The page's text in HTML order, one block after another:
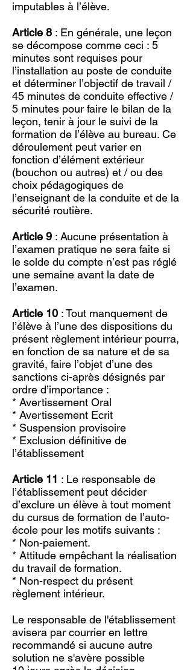
imputables à l’élève.
Article 8 : En générale, une leçon
se décompose comme ceci : 5
minutes sont requises pour
l’installation au poste de conduite
et déterminer l’objectif de travail /
45 minutes de conduite effective /
5 minutes pour faire le bilan de la
leçon, tenir à jour le suivi de la
formation de l’élève au bureau. Ce
déroulement peut varier en
fonction d’élément extérieur
(bouchon ou autres) et / ou des
choix pédagogiques de
l’enseignant de la conduite et de la
sécurité routière.
Article 9 : Aucune présentation à
l’examen pratique ne sera faite si
le solde du compte n’est pas réglé
une semaine avant la date de
l’examen.
Article 10 : Tout manquement de
l’élève à l’une des dispositions du
présent règlement intérieur pourra,
en fonction de sa nature et de sa
gravité, faire l’objet d’une des
sanctions ci-après désignés par
ordre d’importance :
* Avertissement Oral
* Avertissement Ecrit
* Suspension provisoire
* Exclusion définitive de
l’établissement
Article 11 : Le responsable de
l’établissement peut décider
d’exclure un élève à tout moment
du cursus de formation de l’auto-
école pour les motifs suivants :
* Non-paiement.
* Attitude empêchant la réalisation
du travail de formation.
* Non-respect du présent
règlement intérieur.
Le responsable de l'établissement
avisera par courrier en lettre
recommandé si aucune autre
solution ne s'avère possible